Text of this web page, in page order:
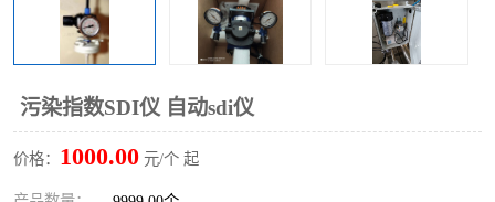
污染指数SDI仪 自动sdi仪
价格： 1000.00 元/个 起